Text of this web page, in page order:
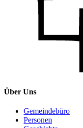
Über Uns
Gemeindebüro
Personen